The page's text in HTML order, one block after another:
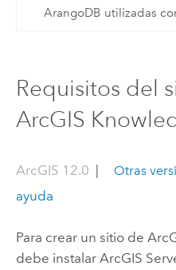
ArangoDB utilizadas
Requisitos del
ArcGIS
ArcGIS 12.0 | Otras
ayuda
Para crear un sitio de
debe instalar ArcGIS